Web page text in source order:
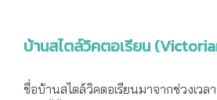
บ้านสไตล์วิคตอเรียน
ชื่อบ้านสไตล์วิคตอเรียนมาจากช่วงเว